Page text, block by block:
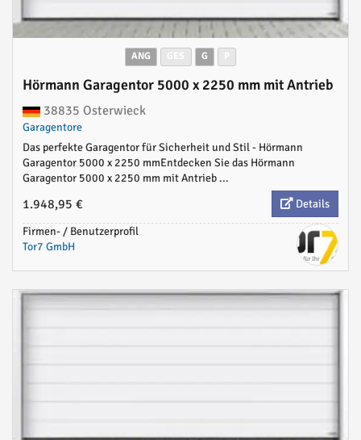
ANG G
Hörmann Garagentor 5000 x 2250 mm mit Antrieb
38835 Osterwieck
Garagentore
Das perfekte Garagentor für Sicherheit und Stil - Hörmann
Garagentor 5000 x 2250 mmEntdecken Sie das Hörmann
Garagentor 5000 x 2250 mm mit Antrieb ...
1.948,95 €
Details
Firmen- / Benutzerprofil
Tor7 GmbH